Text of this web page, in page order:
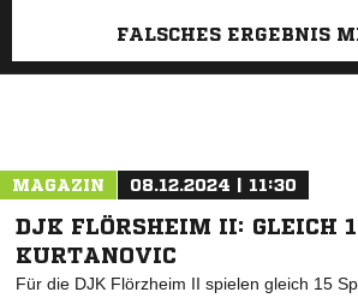
FALSCHES ERGEBNIS
MAGAZIN 08.12.2024 | 11:30
DJK FLÖRSHEIM II: GLEICH
KURTANOVIC
Für die DJK Flörzheim II spielen gleich 15